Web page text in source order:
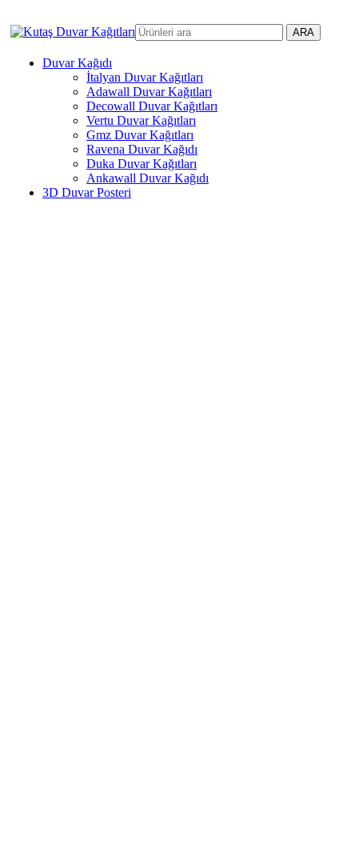
ARA
Duvar Kağıdı
İtalyan Duvar Kağıtları
Adawall Duvar Kağıtları
Decowall Duvar Kağıtları
Vertu Duvar Kağıtları
Gmz Duvar Kağıtları
Ravena Duvar Kağıdı
Duka Duvar Kağıtları
Ankawall Duvar Kağıdı
3D Duvar Posteri